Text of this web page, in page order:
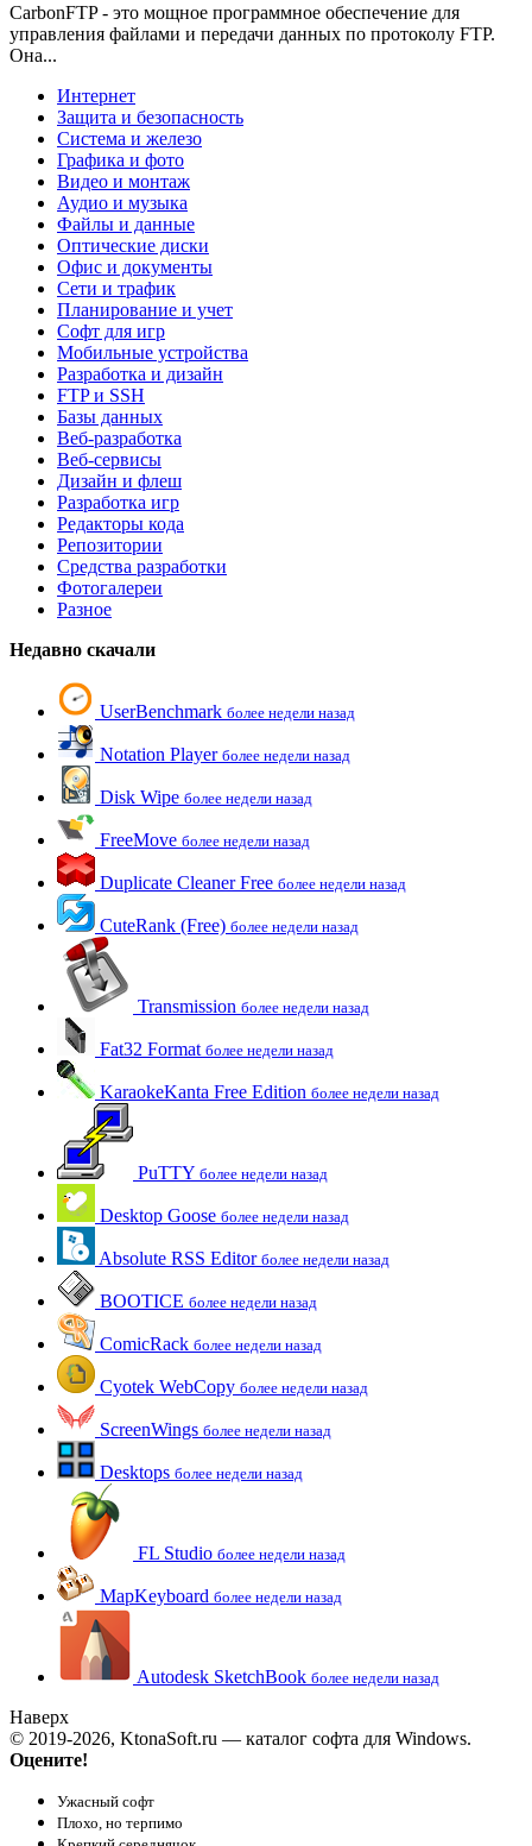
CarbonFTP - это мощное программное обеспечение для
управления файлами и передачи данных по протоколу FTP.
Она...
Интернет
Защита и безопасность
Система и железо
Графика и фото
Видео и монтаж
Аудио и музыка
Файлы и данные
Оптические диски
Офис и документы
Сети и трафик
Планирование и учет
Софт для игр
Мобильные устройства
Разработка и дизайн
FTP и SSH
Базы данных
Веб-разработка
Веб-сервисы
Дизайн и флеш
Разработка игр
Редакторы кода
Репозитории
Средства разработки
Фотогалереи
Разное
Недавно скачали
UserBenchmark более недели назад
Notation Player более недели назад
Disk Wipe более недели назад
FreeMove более недели назад
Duplicate Cleaner Free более недели назад
CuteRank (Free) более недели назад
Transmission более недели назад
Fat32 Format более недели назад
KaraokeKanta Free Edition более недели назад
PuTTY более недели назад
Desktop Goose более недели назад
Absolute RSS Editor более недели назад
BOOTICE более недели назад
ComicRack более недели назад
Cyotek WebCopy более недели назад
ScreenWings более недели назад
Desktops более недели назад
FL Studio более недели назад
MapKeyboard более недели назад
Autodesk SketchBook более недели назад
Наверх
© 2019-2026, KtonaSoft.ru — каталог софта для Windows.
Оцените!
Ужасный софт
Плохо, но терпимо